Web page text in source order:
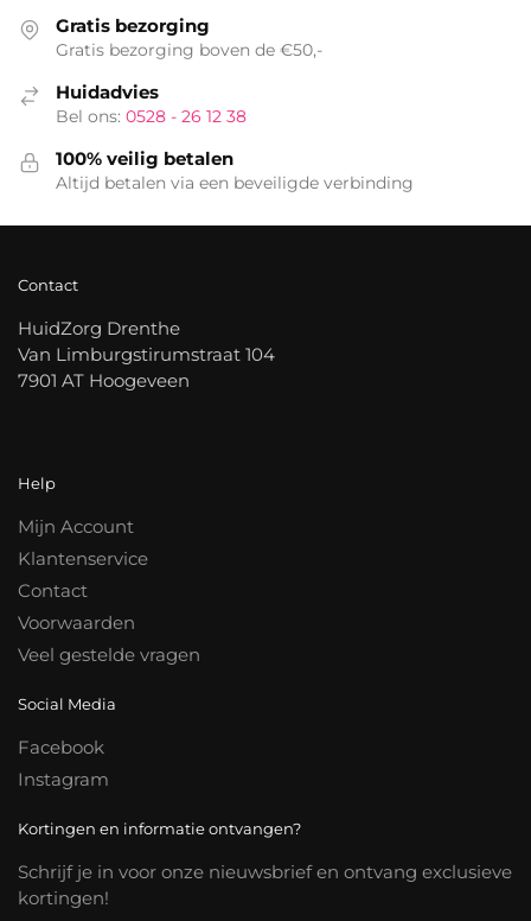
Gratis bezorging
Gratis bezorging boven de €50,-
Huidadvies
Bel ons: 0528 - 26 12 38
100% veilig betalen
Altijd betalen via een beveiligde verbinding
Contact
HuidZorg Drenthe
Van Limburgstirumstraat 104
7901 AT Hoogeveen
Help
Mijn Account
Klantenservice
Contact
Voorwaarden
Veel gestelde vragen
Social Media
Facebook
Instagram
Kortingen en informatie ontvangen?
Schrijf je in voor onze nieuwsbrief en ontvang exclusieve
kortingen!